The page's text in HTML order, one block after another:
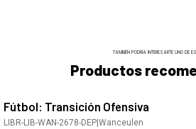
TAMBIÉN PODRÍA INTERESARTE UNO DE
Productos
Fútbol: Transición Ofensiva
LIBR-LIB-WAN-2678-DEP |Wanceulen